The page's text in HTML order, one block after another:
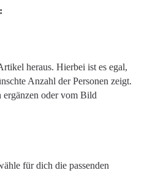
heraus. Hierbei ist es egal,
Anzahl der Personen zeigt.
ergänzen oder vom Bild
für dich die passenden